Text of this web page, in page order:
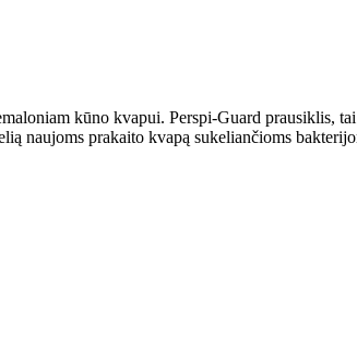
kūno kvapui. Perspi-Guard prausiklis,
naujoms prakaito kvapą sukeliančioms